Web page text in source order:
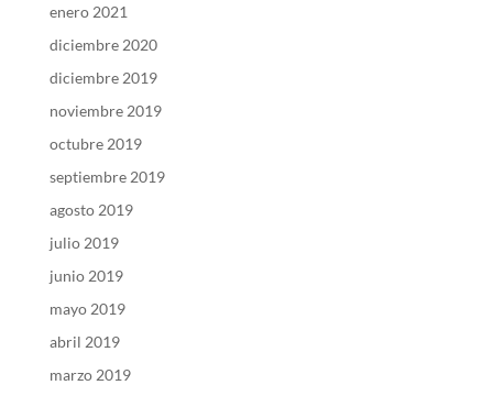
enero 2021
diciembre 2020
diciembre 2019
noviembre 2019
octubre 2019
septiembre 2019
agosto 2019
julio 2019
junio 2019
mayo 2019
abril 2019
marzo 2019